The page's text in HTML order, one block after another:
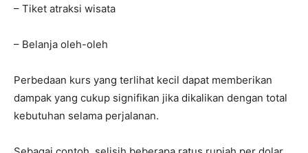
– Tiket atraksi wisata
– Belanja oleh-oleh
Perbedaan kurs yang terlihat kecil dapat memberikan
dampak yang cukup signifikan jika dikalikan dengan total
kebutuhan selama perjalanan.